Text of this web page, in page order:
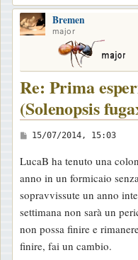
Bremen
major
Re: Prima
(Solenopsis
M
s
s
a
g
g
i
15/07/2014, 15:03
LucaB ha tenuto una
anno in un formicaio
sopravvissute un anno
settimana non sarà un
non possa finire e
finire, fai un cambio.